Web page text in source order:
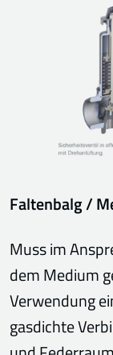
Faltenbalg /
Muss im
dem Medium
Verwendung
gasdichte